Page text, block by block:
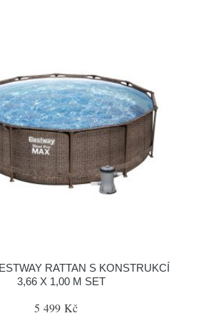
RATTAN S KONSTRUKCÍ
3,66 X 1,00 M SET
5 499 Kč